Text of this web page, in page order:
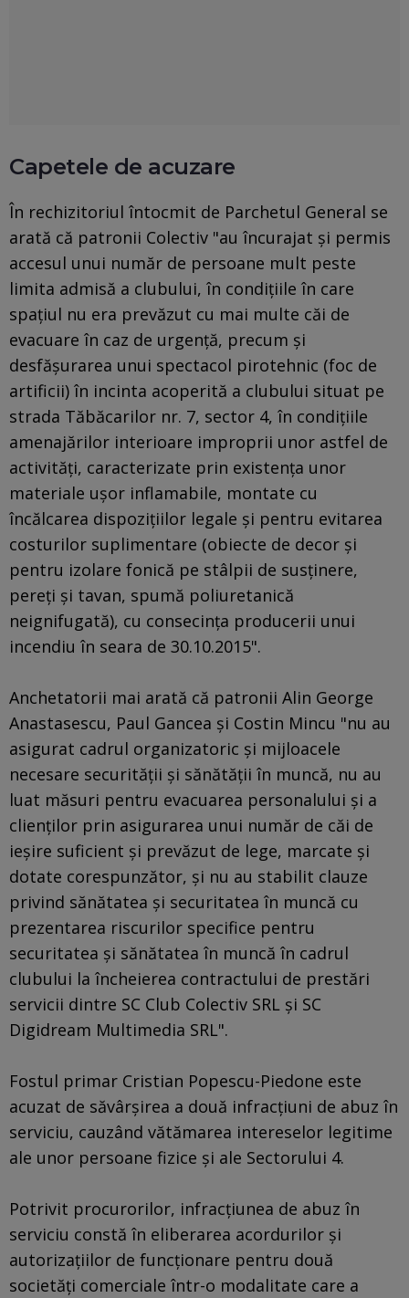
Capetele de acuzare
În rechizitoriul întocmit de Parchetul General se
arată că patronii Colectiv "au încurajat şi permis
accesul unui număr de persoane mult peste
limita admisă a clubului, în condiţiile în care
spaţiul nu era prevăzut cu mai multe căi de
evacuare în caz de urgenţă, precum şi
desfăşurarea unui spectacol pirotehnic (foc de
artificii) în incinta acoperită a clubului situat pe
strada Tăbăcarilor nr. 7, sector 4, în condiţiile
amenajărilor interioare improprii unor astfel de
activităţi, caracterizate prin existenţa unor
materiale uşor inflamabile, montate cu
încălcarea dispoziţiilor legale şi pentru evitarea
costurilor suplimentare (obiecte de decor şi
pentru izolare fonică pe stâlpii de susţinere,
pereţi şi tavan, spumă poliuretanică
neignifugată), cu consecinţa producerii unui
incendiu în seara de 30.10.2015".
Anchetatorii mai arată că patronii Alin George
Anastasescu, Paul Gancea şi Costin Mincu "nu au
asigurat cadrul organizatoric şi mijloacele
necesare securităţii şi sănătăţii în muncă, nu au
luat măsuri pentru evacuarea personalului şi a
clienţilor prin asigurarea unui număr de căi de
ieşire suficient şi prevăzut de lege, marcate şi
dotate corespunzător, şi nu au stabilit clauze
privind sănătatea şi securitatea în muncă cu
prezentarea riscurilor specifice pentru
securitatea şi sănătatea în muncă în cadrul
clubului la încheierea contractului de prestări
servicii dintre SC Club Colectiv SRL şi SC
Digidream Multimedia SRL".
Fostul primar Cristian Popescu-Piedone este
acuzat de săvârşirea a două infracţiuni de abuz în
serviciu, cauzând vătămarea intereselor legitime
ale unor persoane fizice şi ale Sectorului 4.
Potrivit procurorilor, infracţiunea de abuz în
serviciu constă în eliberarea acordurilor şi
autorizaţiilor de funcţionare pentru două
societăţi comerciale într-o modalitate care a